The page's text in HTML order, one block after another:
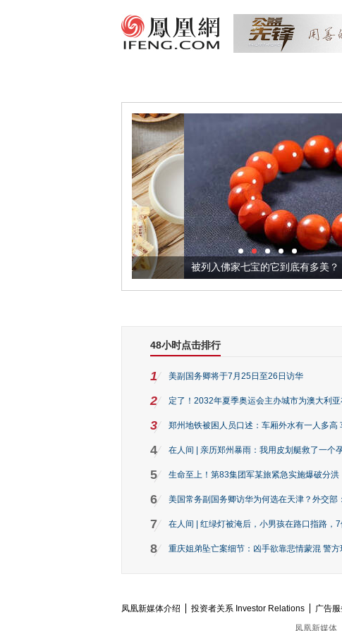
被列入佛家七宝的它到底有多美？
48小时点击排行
1 美副国务卿将于7月25日至26日访华
2 定了！2032年夏季奥运会主办城市为澳大利
3 郑州地铁被困人员口述：车厢外水有一人多高
4 在人间 | 亲历郑州暴雨：我用皮划艇救了一个
5 生命至上！第83集团军某旅紧急实施爆破分洪
6 美国常务副国务卿访华为何选在天津？外交部
7 在人间 | 红绿灯被淹后，小男孩在路口指路，
8 重庆姐弟坠亡案细节：凶手欲靠悲情蒙混 警
凤凰新媒体介绍 投资者关系 Investor Relations 广告
凤凰新媒体